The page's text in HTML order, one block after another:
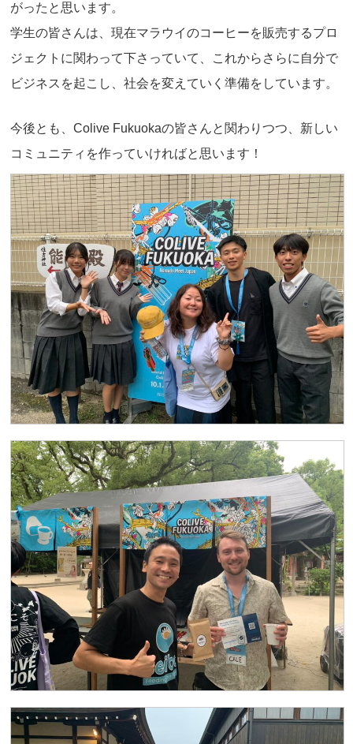
がったと思います。
学生の皆さんは、現在マラウイのコーヒーを販売するプロ
ジェクトに関わって下さっていて、これからさらに自分で
ビジネスを起こし、社会を変えていく準備をしています。
今後とも、Colive Fukuokaの皆さんと関わりつつ、新しい
コミュニティを作っていければと思います！